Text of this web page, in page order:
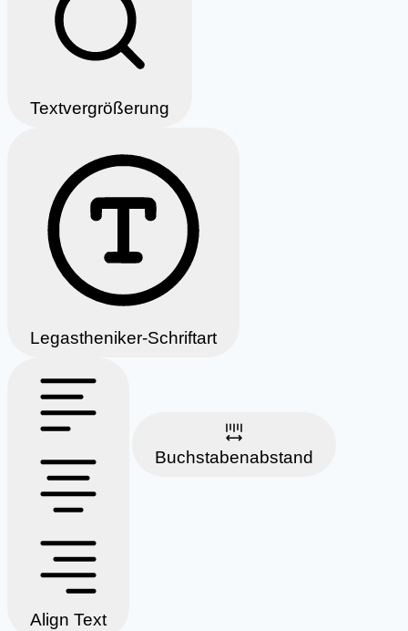
Textvergrößerung
Legastheniker-Schriftart
Align Text
Buchstabenabstand